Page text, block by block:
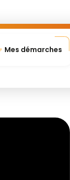
Mes démarches